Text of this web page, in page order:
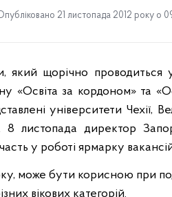
21 листопада 2012 року о
щорічно проводиться
«Освіта за кордоном» та
університети Чехії,
8 листопада директор
у роботі ярмарку
може бути корисною при
вікових категорій.